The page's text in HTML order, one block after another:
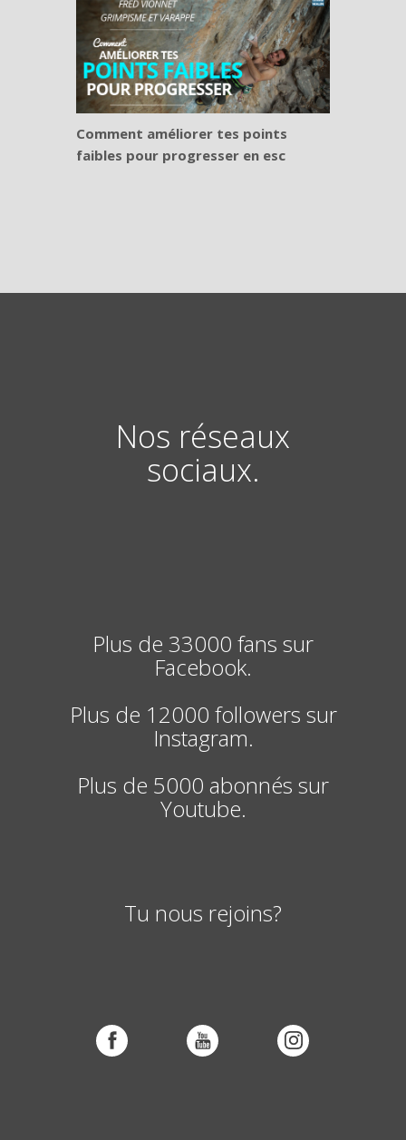
Comment améliorer tes points
faibles pour progresser en esc
Nos réseaux
sociaux.
Plus de 33000 fans sur
Facebook.
Plus de 12000 followers sur
Instagram.
Plus de 5000 abonnés sur
Youtube.
Tu nous rejoins?